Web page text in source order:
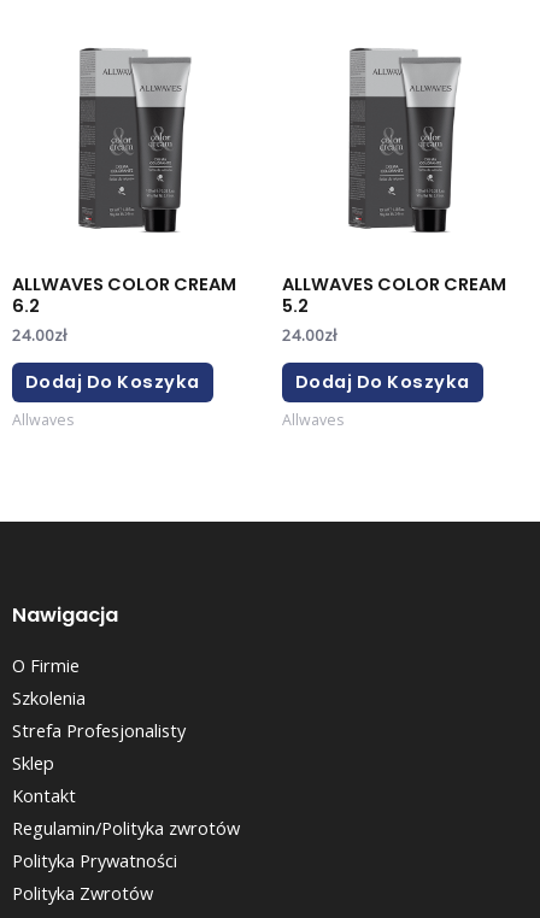
ALLWAVES COLOR CREAM
6.2
24.00zł
Dodaj Do Koszyka
Allwaves
ALLWAVES COLOR CREAM
5.2
24.00zł
Dodaj Do Koszyka
Allwaves
Nawigacja
O Firmie
Szkolenia
Strefa Profesjonalisty
Sklep
Kontakt
Regulamin/Polityka zwrotów
Polityka Prywatności
Polityka Zwrotów